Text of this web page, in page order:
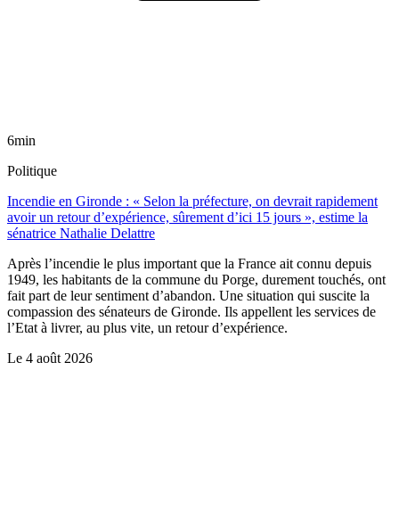
6min
Politique
Incendie en Gironde : « Selon la préfecture, on devrait rapidement
avoir un retour d’expérience, sûrement d’ici 15 jours », estime la
sénatrice Nathalie Delattre
Après l’incendie le plus important que la France ait connu depuis
1949, les habitants de la commune du Porge, durement touchés, ont
fait part de leur sentiment d’abandon. Une situation qui suscite la
compassion des sénateurs de Gironde. Ils appellent les services de
l’Etat à livrer, au plus vite, un retour d’expérience.
Le 4 août 2026